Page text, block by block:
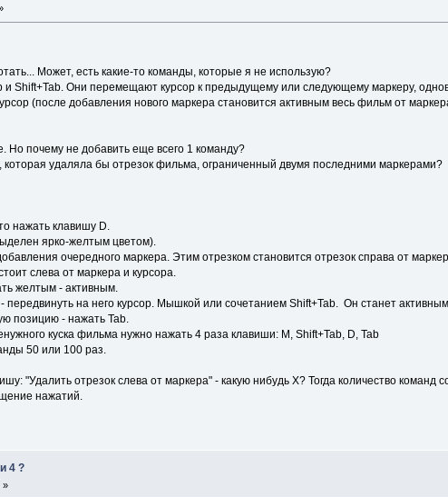
Может, есть какие-то команды, которые я не использую?
и Shift+Tab. Они перемещают курсор к предыдущему или следующему маркеру,
(после добавления нового маркера становится активным весь фильм от
Но почему не добавить еще всего 1 команду?
удаляла бы отрезок фильма, ограниченный двумя последними маркерами?
нажать клавишу D.
ярко-желтым цветом).
очередного маркера. Этим отрезком становится отрезок справа от
слева от маркера и курсора.
желтым - активным.
передвинуть на него курсор. Мышкой или сочетанием Shift+Tab. Он станет
позицию - нажать Tab.
куска фильма нужно нажать 4 раза клавиши: M, Shift+Tab, D, Tab
50 или 100 раз.
"Удалить отрезок слева от маркера" - какую нибудь X? Тогда количество команд
нажатий.
4 ?
»